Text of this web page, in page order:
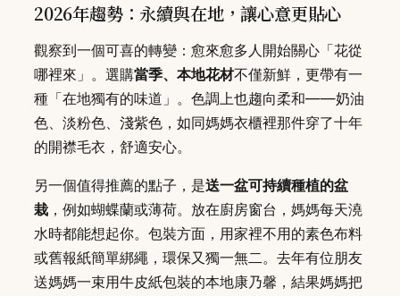
2026年趨勢：永續與在地，讓心意更貼心
觀察到一個可喜的轉變：愈來愈多人開始關心「花從
哪裡來」。選購當季、本地花材不僅新鮮，更帶有一
種「在地獨有的味道」。色調上也趨向柔和——奶油
色、淡粉色、淺紫色，如同媽媽衣櫃裡那件穿了十年
的開襟毛衣，舒適安心。
另一個值得推薦的點子，是送一盆可持續種植的盆
栽 ，例如蝴蝶蘭或薄荷。放在廚房窗台，媽媽每天澆
水時都能想起你。包裝方面，用家裡不用的素色布料
或舊報紙簡單綁繩，環保又獨一無二。去年有位朋友
送媽媽一束用牛皮紙包裝的本地康乃馨，結果媽媽把